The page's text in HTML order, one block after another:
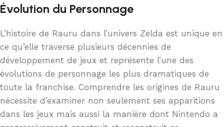
Évolution du Personnage
L’histoire de Rauru dans l’univers Zelda est unique en
ce qu’elle traverse plusieurs décennies de
développement de jeux et représente l’une des
évolutions de personnage les plus dramatiques de
toute la franchise. Comprendre les origines de Rauru
nécessite d’examiner non seulement ses apparitions
dans les jeux mais aussi la manière dont Nintendo a